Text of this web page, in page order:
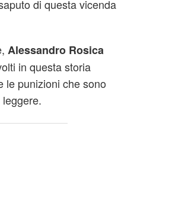
di questa vicenda
Alessandro Rosica
in questa storia
le punizioni che sono